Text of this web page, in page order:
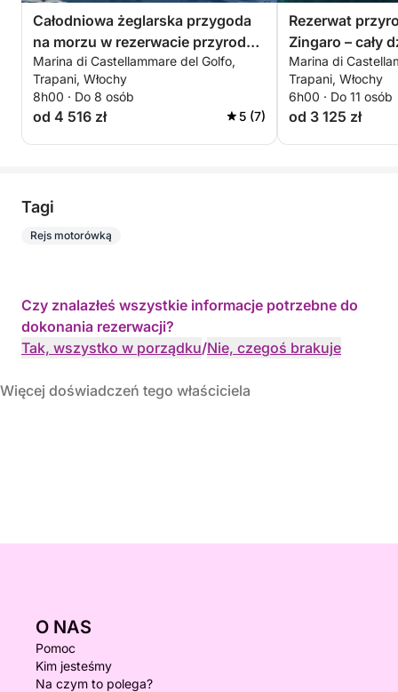
Całodniowa żeglarska przygoda
na morzu w rezerwacie przyrody
Zingaro
Marina di Castellammare del Golfo,
Trapani, Włochy
8h00 · Do 8 osób
od 4 516 zł 5 (7)
Rezerwat
Zingaro – cały
Marina di
Trapani, Włochy
6h00 · Do 11 osób
od 3 125 zł
Tagi
Rejs motorówką
Czy znalazłeś wszystkie informacje potrzebne do
dokonania rezerwacji?
Tak, wszystko w porządku/Nie, czegoś brakuje
Więcej doświadczeń tego właściciela
O NAS
Pomoc
Kim jesteśmy
Na czym to polega?